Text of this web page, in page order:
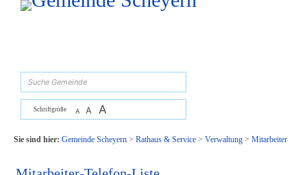
Zum Inhalt, zur Navigationoder zur Startseite springen.
Schriftgröße A A A
Sie sind hier: Gemeinde Scheyern> Rathaus & Service> Verwaltung> Mitarbeiter